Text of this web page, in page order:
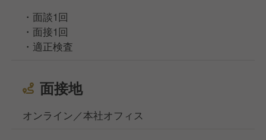
・面談1回
・面接1回
・適正検査
面接地
オンライン／本社オフィス